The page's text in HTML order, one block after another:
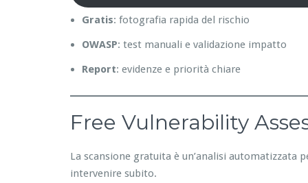
Gratis: fotografia rapida del rischio
OWASP: test manuali e validazione impatto
Report: evidenze e priorità chiare
Free Vulnerability
La scansione gratuita è un’analisi automatizzata
intervenire subito.